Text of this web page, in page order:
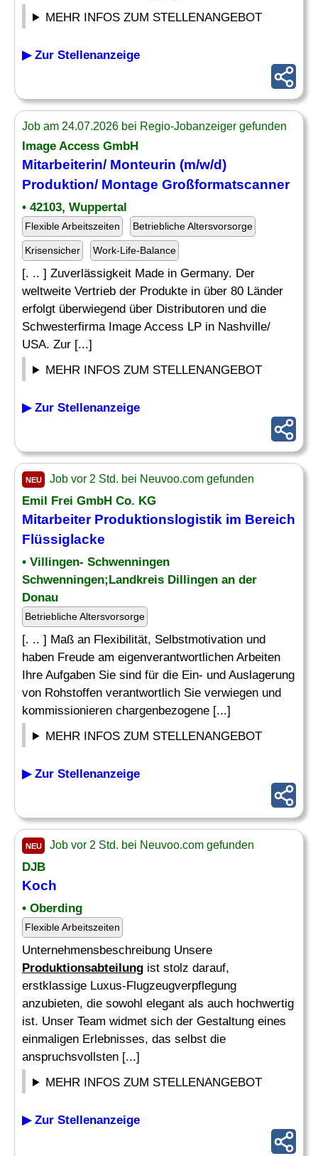
MEHR INFOS ZUM STELLENANGEBOT
▶ Zur Stellenanzeige
Job am 24.07.2026 bei Regio-Jobanzeiger gefunden
Image Access GmbH
Mitarbeiterin/ Monteurin (m/w/d)
Produktion/ Montage Großformatscanner
• 42103, Wuppertal
Flexible Arbeitszeiten Betriebliche Altersvorsorge
Krisensicher Work-Life-Balance
[. .. ] Zuverlässigkeit Made in Germany. Der
weltweite Vertrieb der Produkte in über 80 Länder
erfolgt überwiegend über Distributoren und die
Schwesterfirma Image Access LP in Nashville/
USA. Zur [...]
MEHR INFOS ZUM STELLENANGEBOT
▶ Zur Stellenanzeige
NEU Job vor 2 Std. bei Neuvoo.com gefunden
Emil Frei GmbH Co. KG
Mitarbeiter Produktionslogistik im Bereich
Flüssiglacke
• Villingen- Schwenningen
Schwenningen;Landkreis Dillingen an der
Donau
Betriebliche Altersvorsorge
[. .. ] Maß an Flexibilität, Selbstmotivation und
haben Freude am eigenverantwortlichen Arbeiten
Ihre Aufgaben Sie sind für die Ein- und Auslagerung
von Rohstoffen verantwortlich Sie verwiegen und
kommissionieren chargenbezogene [...]
MEHR INFOS ZUM STELLENANGEBOT
▶ Zur Stellenanzeige
NEU Job vor 2 Std. bei Neuvoo.com gefunden
DJB
Koch
• Oberding
Flexible Arbeitszeiten
Unternehmensbeschreibung Unsere
Produktionsabteilung ist stolz darauf,
erstklassige Luxus-Flugzeugverpflegung
anzubieten, die sowohl elegant als auch hochwertig
ist. Unser Team widmet sich der Gestaltung eines
einmaligen Erlebnisses, das selbst die
anspruchsvollsten [...]
MEHR INFOS ZUM STELLENANGEBOT
▶ Zur Stellenanzeige